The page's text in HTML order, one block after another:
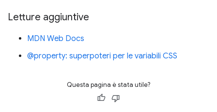
Letture aggiuntive
MDN Web Docs
@property: superpoteri per le variabili CSS
Questa pagina è stata utile?